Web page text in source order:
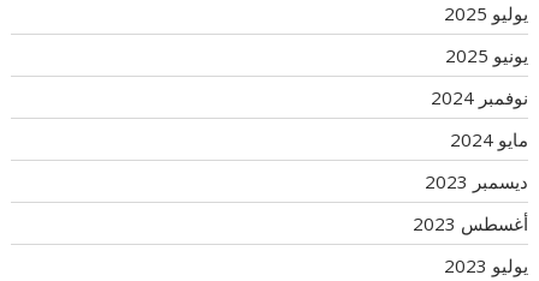
يوليو 2025
يونيو 2025
نوفمبر 2024
مايو 2024
ديسمبر 2023
أغسطس 2023
يوليو 2023